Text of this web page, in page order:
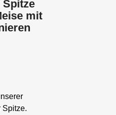
Spitze
mit
Spitze.